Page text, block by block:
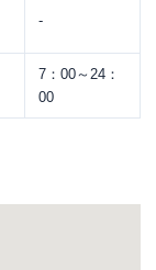
-
7：00～24：
00